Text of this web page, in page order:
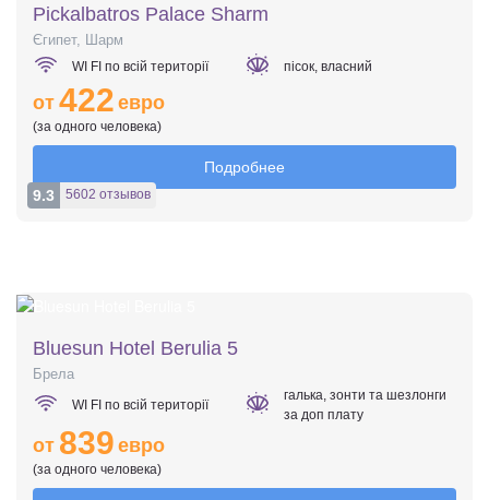
9.3 5602 отзывов
Pickalbatros Palace Sharm
Єгипет, Шарм
WI FI по всій території пісок, власний
от 422 евро
(за одного человека)
Подробнее
Bluesun Hotel Berulia 5
Брела
WI FI по всій території
галька, зонти та шезлонги
за доп плату
от 839 евро
(за одного человека)